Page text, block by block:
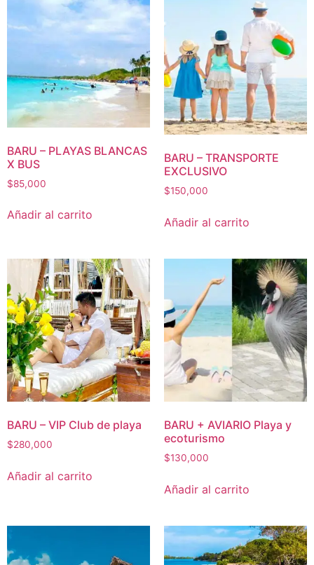
BARU – PLAYAS BLANCAS
X BUS
$85,000
Añadir al carrito
BARU – TRANSPORTE
EXCLUSIVO
$150,000
Añadir al carrito
BARU – VIP Club de playa
$280,000
Añadir al carrito
BARU + AVIARIO Playa y
ecoturismo
$130,000
Añadir al carrito